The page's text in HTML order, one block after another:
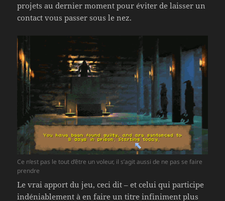
projets au dernier moment pour éviter de laisser un
contact vous passer sous le nez.
Ce n’est pas le tout d’être un voleur, il s’agit aussi de ne pas se faire
prendre
Le vrai apport du jeu, ceci dit – et celui qui participe
indéniablement à en faire un titre infiniment plus